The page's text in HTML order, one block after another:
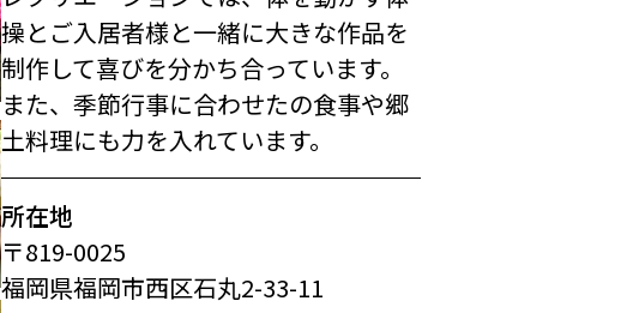
操とご入居者様と一緒に大きな作品を
制作して喜びを分かち合っています。
また、季節行事に合わせたの食事や郷
土料理にも力を入れています。
所在地
〒819-0025
福岡県福岡市西区石丸2-33-11